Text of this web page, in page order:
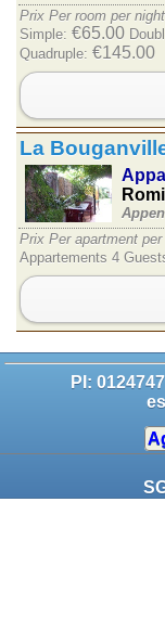
Prix Per room per
Simple: €65.00
Quadruple: €145.00
La
Prix Per apartment per
Appartements 4
PI: